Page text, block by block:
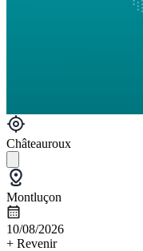
Châteauroux
Montluçon
10/08/2026
+ Revenir